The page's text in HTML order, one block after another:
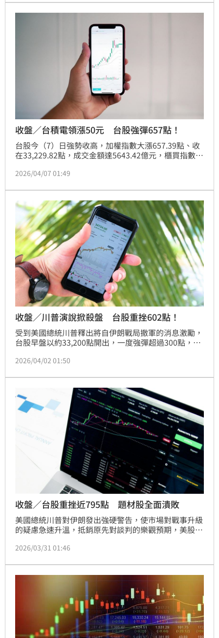
的史詩級紀錄，寫下台股新里程碑。
收盤／台積電領漲50元 台股強彈657點！
台股今（7）日強勢收高，加權指數大漲657.39點、收
在33,229.82點，成交金額達5643.42億元，櫃買指數同
停火談判進展，權值與中小型股齊步走揚。
2026/04/07 01:49
收盤／川普演說掀殺盤 台股重挫602點！
受到美國總統川普釋出將自伊朗戰局撤軍的消息激勵，
台股早盤以約33,200點開出，一度強彈超過300點，市
過隨著川普正式發表演說後，市場解讀偏向不確定性升
湧現。台股今（2）日終場重挫602點，加權指數收在
32,572點，跌幅1.82%，櫃買指數同步下跌1.02%，成
交金額達6,729億元，
2026/04/02 01:50
收盤／台股重挫近795點 題材股全面潰敗
美國總統川普對伊朗發出強硬警告，使市場對戰事升級
的疑慮急速升溫，抵銷原先對談判的樂觀預期，美股四
走弱與中東局勢升溫衝擊，台股今（31）日開低走低，
達2.45%，成交金額放大至7,924.5億元；櫃買指數同
步重挫3.95%，收在307.73點，顯示中小型股賣壓更為
2026/03/31 01:46